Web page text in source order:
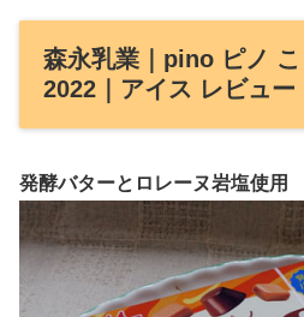
森永乳業｜pino ピノ
2022｜アイス レビュ
発酵バターとロレーヌ岩塩使用